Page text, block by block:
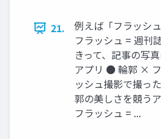
21.
例えば「フラッシ
フラッシュ = 週刊
きって、記事の写
アプリ ● 輪郭 ×
ッシュ撮影で撮っ
郭の美しさを競う
フラッシュ = ...